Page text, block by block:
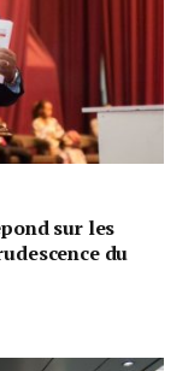
sur les
du